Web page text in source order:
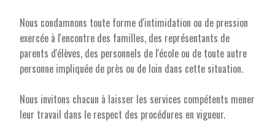
Nous condamnons toute forme d'intimidation ou de pression
exercée à l'encontre des familles, des représentants de
parents d'élèves, des personnels de l'école ou de toute autre
personne impliquée de près ou de loin dans cette situation.
Nous invitons chacun à laisser les services compétents mener
leur travail dans le respect des procédures en vigueur.